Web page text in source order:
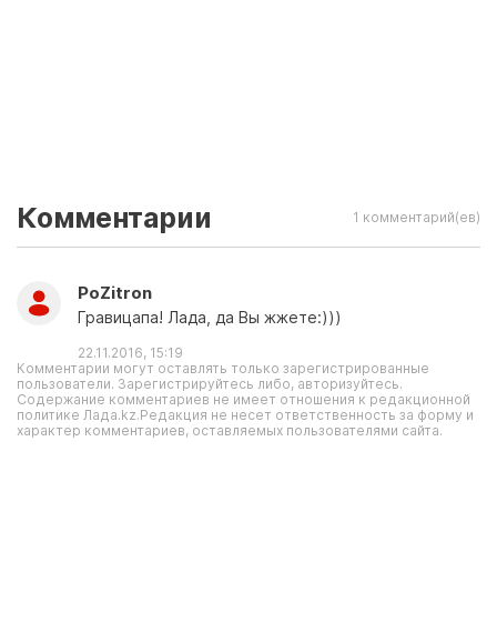
Комментарии 1 комментарий(ев)
PoZitron
Гравицапа! Лада, да Вы жжете:)))
22.11.2016, 15:19
Комментарии могут оставлять только зарегистрированные
пользователи. Зарегистрируйтесь либо, авторизуйтесь.
Содержание комментариев не имеет отношения к редакционной
политике Лада.kz.Редакция не несет ответственность за форму и
характер комментариев, оставляемых пользователями сайта.